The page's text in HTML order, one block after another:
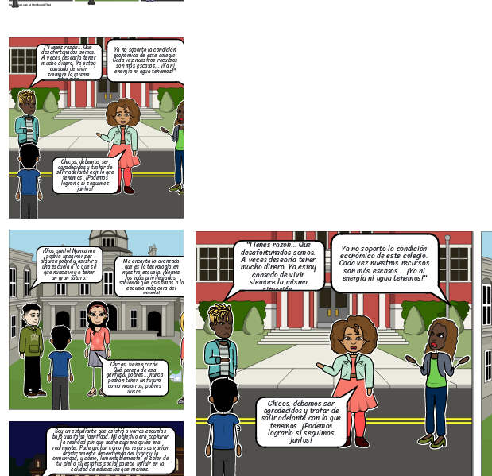
Create your own at Storyboard That
Create your own at Storyboard That
"Tienes razón… Qué
desafortunados somos.
A veces desearía tener
mucho dinero. Ya estoy
cansado de vivir
siempre la misma
situación.
Ya no soporto la condición
económica de este colegio.
Cada vez nuestros recursos
son más escasos... ¡Ya ni
energía ni agua tenemos!"
Chicos, debemos ser
agradecidos y tratar de
salir adelante con lo que
tenemos. ¡Podemos
lograrlo si seguimos
juntos!
Las
Me encanta lo avanzada
que es la tecnología en
nuestra escuela. ¡Somos
los más privilegiados,
sabiendo que asistimos a la
escuela más cara del
mundo!
¡Dios santo! Nunca me
podría imaginar ser
alguien pobre y asistir a
una escuela a la que sé
que nunca voy a tener
un gran futuro.
Chicos, tienen razón.
Qué pereza de esa
gentusa, pobres… nunca
podrán tener un futuro
como nosotros, pobres
ilusos.
Soy un estudiante que asistió a varias escuelas
bajo una falsa identidad. Mi objetivo era capturar
la realidad sin que nadie supiera quién era
realmente. Pude grabar cómo los recursos varían
drásticamente dependiendo del lugar y la
comunidad, y cómo, lamentablemente, el color de
tu piel o tu estatus social parece influir en la
calidad de educación que recibes.
Las grabaciones muestran cómo
las oportunidades educativas
están influenciadas por factores
externos, como el estatus social
y el color de piel, afectando el
futuro de muchos jóvenes.
Soy un estudiante que asistió a varias escuelas
bajo una falsa identidad. Mi objetivo era capturar
la realidad sin que nadie supiera quién era
realmente. Pude grabar cómo los recursos varían
drásticamente dependiendo del lugar y la
comunidad, y cómo, lamentablemente, el color de
tu piel o tu estatus social parece influir en la
calidad de educación que recibes.
"Tienes razón… Qué
desafortunados somos.
A veces desearía tener
mucho dinero. Ya estoy
cansado de vivir
siempre la misma
situación.
Ya no soporto la condición
económica de este colegio.
Cada vez nuestros recursos
son más escasos... ¡Ya ni
energía ni agua tenemos!"
Chicos, debemos ser
agradecidos y tratar de
salir adelante con lo que
tenemos. ¡Podemos
lograrlo si seguimos
juntos!